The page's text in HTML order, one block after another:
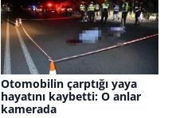
Otomobilin çarptığı yaya
hayatını kaybetti: O anlar
kamerada